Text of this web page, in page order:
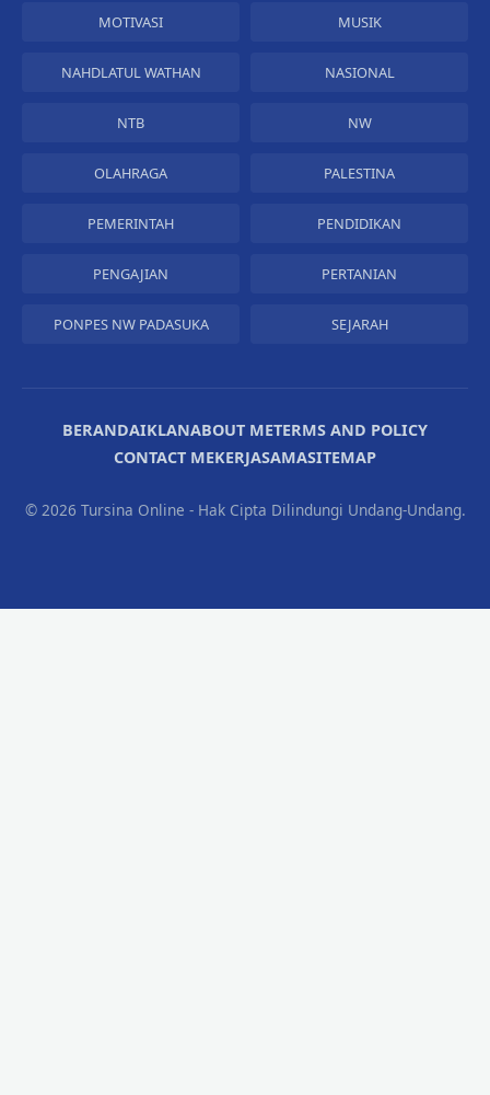
MOTIVASI MUSIK
NAHDLATUL WATHAN NASIONAL
NTB NW
OLAHRAGA PALESTINA
PEMERINTAH PENDIDIKAN
PENGAJIAN PERTANIAN
PONPES NW PADASUKA SEJARAH
BERANDAIKLANABOUT METERMS AND POLICY
CONTACT MEKERJASAMASITEMAP
© 2026 Tursina Online - Hak Cipta Dilindungi Undang-Undang.